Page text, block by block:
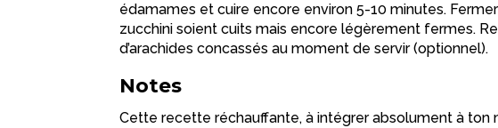
édamames et cuire encore environ 5-10 minutes.
zucchini soient cuits mais encore légèrement fermes.
d’arachides concassés au moment de servir (optionnel).
Notes
Cette recette réchauffante, à intégrer absolument à ton